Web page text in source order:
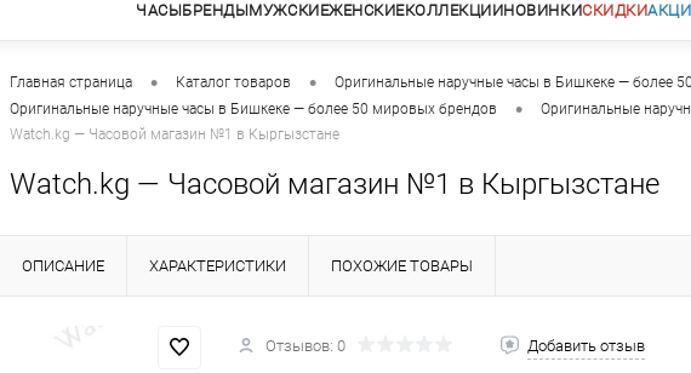
ЧАСЫБРЕНДЫМУЖСКИЕЖЕНСКИЕКОЛЛЕКЦИИНОВИНКИСКИДКИ
Главная страница • Каталог товаров • Оригинальные наручные часы в Бишкеке — более
Оригинальные наручные часы в Бишкеке — более 50 мировых брендов • Оригинальные
Watch.kg — Часовой магазин №1 в Кыргызстане
Watch.kg — Часовой магазин №1 в Кыргызстане
ОПИСАНИЕ ХАРАКТЕРИСТИКИ ПОХОЖИЕ ТОВАРЫ
Отзывов: 0 Добавить отзыв